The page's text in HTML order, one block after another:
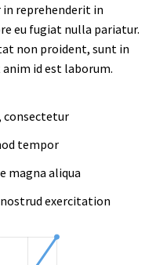
in reprehenderit in
eu fugiat nulla pariatur.
non proident, sunt in
id est laborum.
consectetur
tempor
magna aliqua
exercitation